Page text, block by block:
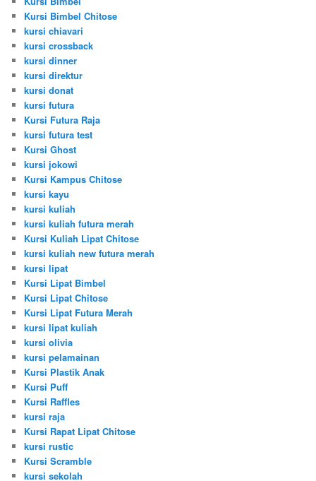
Kursi Bimbel Chitose
kursi chiavari
kursi crossback
kursi dinner
kursi direktur
kursi donat
kursi futura
Kursi Futura Raja
kursi futura test
Kursi Ghost
kursi jokowi
Kursi Kampus Chitose
kursi kayu
kursi kuliah
kursi kuliah futura merah
Kursi Kuliah Lipat Chitose
kursi kuliah new futura merah
kursi lipat
Kursi Lipat Bimbel
Kursi Lipat Chitose
Kursi Lipat Futura Merah
kursi lipat kuliah
kursi olivia
kursi pelamainan
Kursi Plastik Anak
Kursi Puff
Kursi Raffles
kursi raja
Kursi Rapat Lipat Chitose
kursi rustic
Kursi Scramble
kursi sekolah